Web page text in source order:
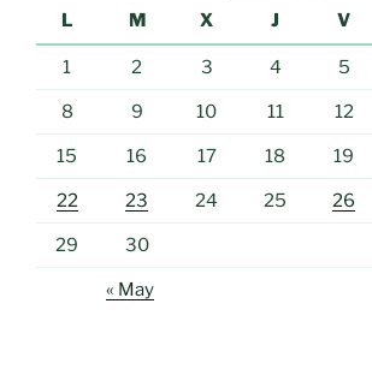
L
M X J V
1 2 3 4 5
8 9 10 11 12
15 16 17 18 19
22 23 24 25 26
29 30
« May